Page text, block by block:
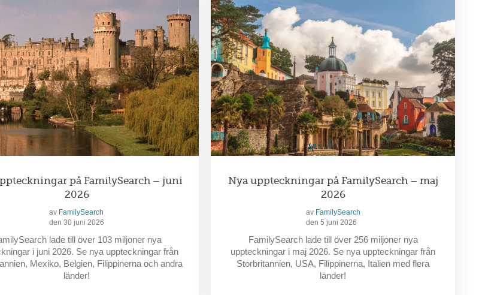
på FamilySearch – juni
2026
av FamilySearch
den 30 juni 2026
lade till över 103 miljoner nya
i juni 2026. Se nya uppteckningar från
Mexiko, Belgien, Filippinerna och andra
länder!
Nya uppteckningar på FamilySearch – maj
2026
av FamilySearch
den 5 juni 2026
FamilySearch lade till över 256 miljoner nya
uppteckningar i maj 2026. Se nya uppteckningar från
Storbritannien, USA, Filippinerna, Italien med flera
länder!